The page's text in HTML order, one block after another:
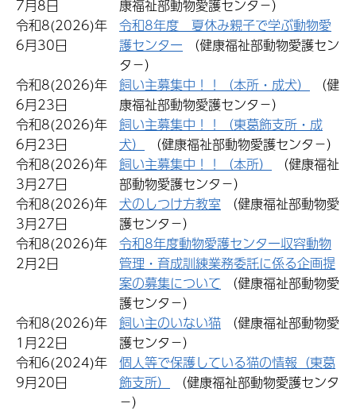
7月8日
康福祉部動物愛護センタ−）
令和8(2026)年
6月30日
令和8年度 夏休み親子で学ぶ動物愛
護センター
タ−）
令和8(2026)年
6月23日
飼い主募集中！！（本所・成犬）
康福祉部動物愛護センタ−）
令和8(2026)年
6月23日
飼い主募集中！！（東葛飾支所・成
犬）
（健康福祉部動物愛護センタ−）
令和8(2026)年
3月27日
飼い主募集中！！（本所）
部動物愛護センタ−）
令和8(2026)年
3月27日
犬のしつけ方教室
護センタ−）
令和8(2026)年
2月2日
令和8年度動物愛護センター収容動物
管理・育成訓練業務委託に係る企画提
案の募集について
護センタ−）
令和8(2026)年
1月22日
飼い主のいない猫
護センタ−）
令和6(2024)年
9月20日
個人等で保護している猫の情報（東葛
飾支所）
−）